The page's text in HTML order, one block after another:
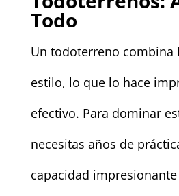
Todo
Un todoterreno combina
estilo, lo que lo hace
efectivo. Para dominar
necesitas años de
capacidad